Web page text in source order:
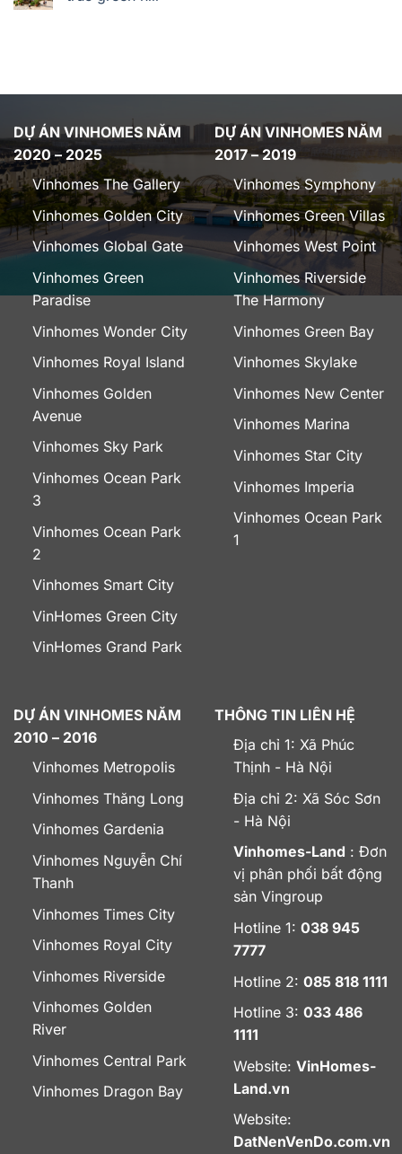
DỰ ÁN VINHOMES NĂM
2020 – 2025
Vinhomes The Gallery
Vinhomes Golden City
Vinhomes Global Gate
Vinhomes Green
Paradise
Vinhomes Wonder City
Vinhomes Royal Island
Vinhomes Golden
Avenue
Vinhomes Sky Park
Vinhomes Ocean Park
3
Vinhomes Ocean Park
2
Vinhomes Smart City
VinHomes Green City
VinHomes Grand Park
DỰ ÁN VINHOMES NĂM
2017 – 2019
Vinhomes Symphony
Vinhomes Green Villas
Vinhomes West Point
Vinhomes Riverside
The Harmony
Vinhomes Green Bay
Vinhomes Skylake
Vinhomes New Center
Vinhomes Marina
Vinhomes Star City
Vinhomes Imperia
Vinhomes Ocean Park
1
DỰ ÁN VINHOMES NĂM
2010 – 2016
Vinhomes Metropolis
Vinhomes Thăng Long
Vinhomes Gardenia
Vinhomes Nguyễn Chí
Thanh
Vinhomes Times City
Vinhomes Royal City
Vinhomes Riverside
Vinhomes Golden
River
Vinhomes Central Park
Vinhomes Dragon Bay
THÔNG TIN LIÊN HỆ
Địa chỉ 1: Xã Phúc
Thịnh - Hà Nội
Địa chỉ 2: Xã Sóc Sơn
- Hà Nội
Vinhomes-Land : Đơn
vị phân phối bất động
sản Vingroup
Hotline 1: 038 945
7777
Hotline 2: 085 818 1111
Hotline 3: 033 486
1111
Website: VinHomes-
Land.vn
Website:
DatNenVenDo.com.vn